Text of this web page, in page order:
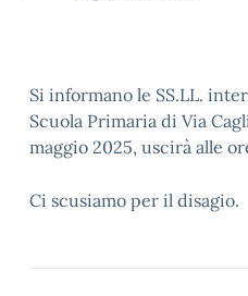
Si informano le SS.LL.
Scuola Primaria di Via
maggio 2025, uscirà alle
Ci scusiamo per il disagio.